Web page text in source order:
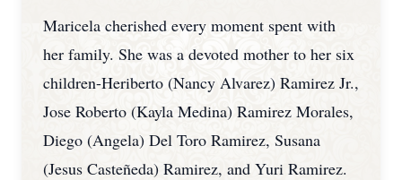
Maricela cherished every moment spent with
her family. She was a devoted mother to her six
children-Heriberto (Nancy Alvarez) Ramirez Jr.,
Jose Roberto (Kayla Medina) Ramirez Morales,
Diego (Angela) Del Toro Ramirez, Susana
(Jesus Casteñeda) Ramirez, and Yuri Ramirez.